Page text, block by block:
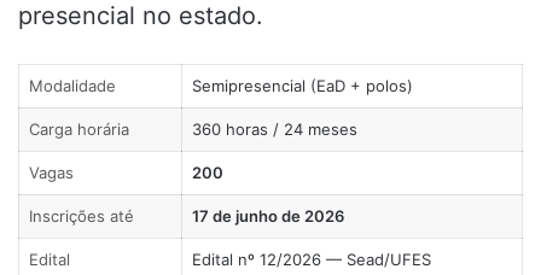
presencial no estado.
Modalidade Semipresencial (EaD + polos)
Carga horária 360 horas / 24 meses
Vagas 200
Inscrições até 17 de junho de 2026
Edital Edital nº 12/2026 — Sead/UFES